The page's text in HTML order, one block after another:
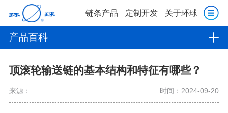
链条产品 定制开发 关于环球
产品百科
顶滚轮输送链的基本结构和特征有哪些？
来源： 时间：2024-09-20